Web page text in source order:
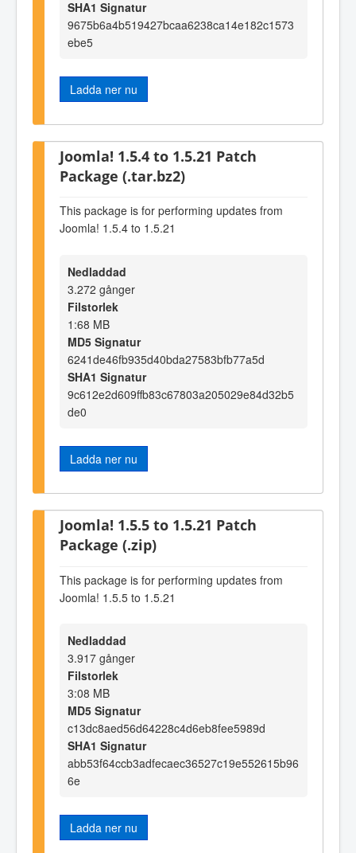
SHA1 Signatur
9675b6a4b519427bcaa6238ca14e182c1573
ebe5
Ladda ner nu
Joomla! 1.5.4 to 1.5.21 Patch
Package (.tar.bz2)
This package is for performing updates from
Joomla! 1.5.4 to 1.5.21
Nedladdad
3.272 gånger
Filstorlek
1:68 MB
MD5 Signatur
6241de46fb935d40bda27583bfb77a5d
SHA1 Signatur
9c612e2d609ffb83c67803a205029e84d32b5
de0
Ladda ner nu
Joomla! 1.5.5 to 1.5.21 Patch
Package (.zip)
This package is for performing updates from
Joomla! 1.5.5 to 1.5.21
Nedladdad
3.917 gånger
Filstorlek
3:08 MB
MD5 Signatur
c13dc8aed56d64228c4d6eb8fee5989d
SHA1 Signatur
abb53f64ccb3adfecaec36527c19e552615b96
6e
Ladda ner nu